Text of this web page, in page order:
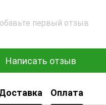
первый отзыв
Написать отзыв
Оплата